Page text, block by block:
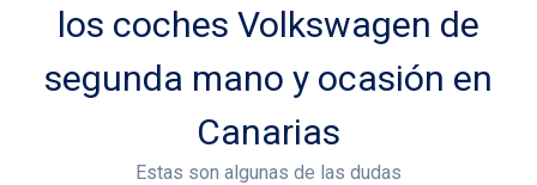
los coches Volkswagen de
segunda mano y ocasión en
Canarias
Estas son algunas de las dudas